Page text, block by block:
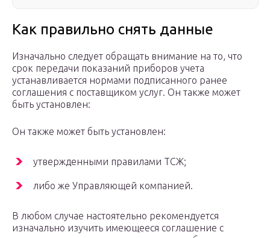
Как правильно снять данные
Изначально следует обращать внимание на то, что
срок передачи показаний приборов учета
устанавливается нормами подписанного ранее
соглашения с поставщиком услуг. Он также может
быть установлен:
Он также может быть установлен:
утвержденными правилами ТСЖ;
либо же Управляющей компанией.
В любом случае настоятельно рекомендуется
изначально изучить имеющееся соглашение с